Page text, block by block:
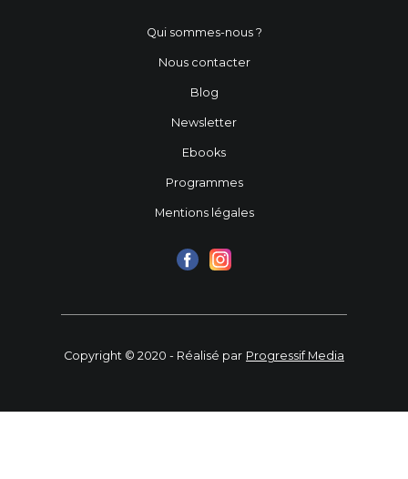
Qui sommes-nous ?
Nous contacter
Blog
Newsletter
Ebooks
Programmes
Mentions légales
Copyright © 2020 - Réalisé par Progressif Media